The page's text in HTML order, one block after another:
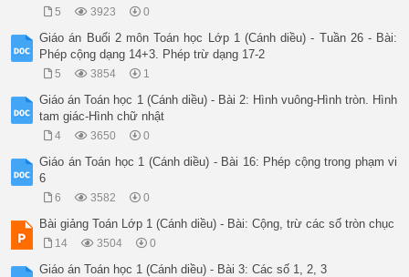
5 3923 0
Giáo án Buổi 2 môn Toán học Lớp 1 (Cánh diều) - Tuần 26 - Bài:
Phép cộng dạng 14+3. Phép trừ dạng 17-2
5 3854 1
Giáo án Toán học 1 (Cánh diều) - Bài 2: Hình vuông-Hình tròn. Hình
tam giác-Hình chữ nhật
4 3650 0
Giáo án Toán học 1 (Cánh diều) - Bài 16: Phép cộng trong phạm vi
6
6 3582 0
Bài giảng Toán Lớp 1 (Cánh diều) - Bài: Cộng, trừ các số tròn chục
14 3504 0
Giáo án Toán học 1 (Cánh diều) - Bài 3: Các số 1, 2, 3